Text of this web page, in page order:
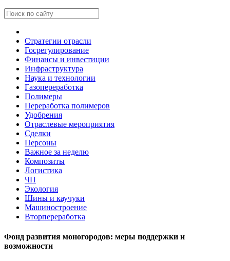
Стратегии отрасли
Госрегулирование
Финансы и инвестиции
Инфраструктура
Наука и технологии
Газопереработка
Полимеры
Переработка полимеров
Удобрения
Отраслевые мероприятия
Сделки
Персоны
Важное за неделю
Композиты
Логистика
ЧП
Экология
Шины и каучуки
Машиностроение
Вторпереработка
Фонд развития моногородов: меры поддержки и
возможности